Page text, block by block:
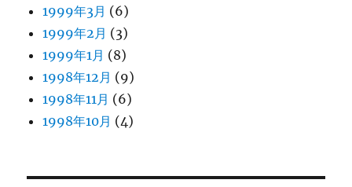
1999年3月 (6)
1999年2月 (3)
1999年1月 (8)
1998年12月 (9)
1998年11月 (6)
1998年10月 (4)